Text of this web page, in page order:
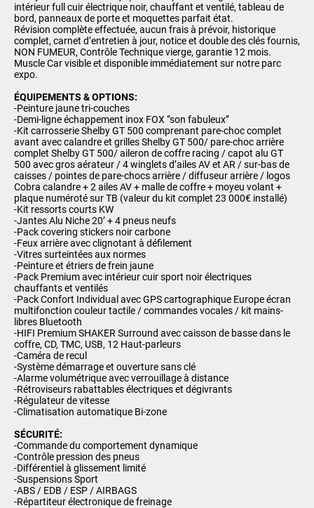
intérieur full cuir électrique noir, chauffant et ventilé, tableau de
bord, panneaux de porte et moquettes parfait état.
Révision complète effectuée, aucun frais à prévoir, historique
complet, carnet d’entretien à jour, notice et double des clés fournis,
NON FUMEUR, Contrôle Technique vierge, garantie 12 mois.
Muscle Car visible et disponible immédiatement sur notre parc
expo.
ÉQUIPEMENTS & OPTIONS:
-Peinture jaune tri-couches
-Demi-ligne échappement inox FOX ‘’son fabuleux’’
-Kit carrosserie Shelby GT 500 comprenant pare-choc complet
avant avec calandre et grilles Shelby GT 500/ pare-choc arrière
complet Shelby GT 500/ aileron de coffre racing / capot alu GT
500 avec gros aérateur / 4 winglets d’ailes AV et AR / sur-bas de
caisses / pointes de pare-chocs arrière / diffuseur arrière / logos
Cobra calandre + 2 ailes AV + malle de coffre + moyeu volant +
plaque numéroté sur TB (valeur du kit complet 23 000€ installé)
-Kit ressorts courts KW
-Jantes Alu Niche 20’ + 4 pneus neufs
-Pack covering stickers noir carbone
-Feux arrière avec clignotant à défilement
-Vitres surteintées aux normes
-Peinture et étriers de frein jaune
-Pack Premium avec intérieur cuir sport noir électriques
chauffants et ventilés
-Pack Confort Individual avec GPS cartographique Europe écran
multifonction couleur tactile / commandes vocales / kit mains-
libres Bluetooth
-HIFI Premium SHAKER Surround avec caisson de basse dans le
coffre, CD, TMC, USB, 12 Haut-parleurs
-Caméra de recul
-Système démarrage et ouverture sans clé
-Alarme volumétrique avec verrouillage à distance
-Rétroviseurs rabattables électriques et dégivrants
-Régulateur de vitesse
-Climatisation automatique Bi-zone
SÉCURITÉ:
-Commande du comportement dynamique
-Contrôle pression des pneus
-Différentiel à glissement limité
-Suspensions Sport
-ABS / EDB / ESP / AIRBAGS
-Répartiteur électronique de freinage